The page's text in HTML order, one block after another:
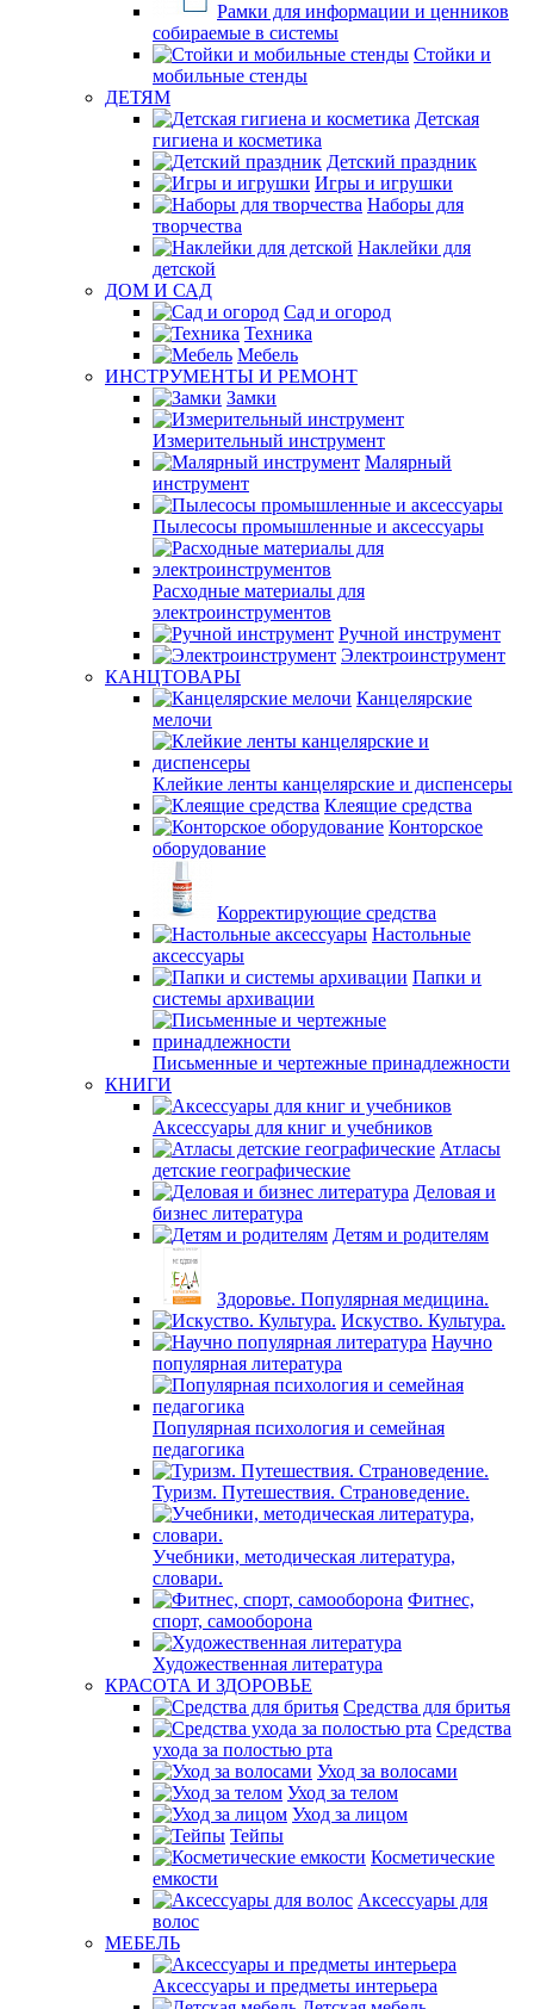
Рамки для информации и ценников
собираемые в системы
Стойки и
мобильные стенды
ДЕТЯМ
Детская
гигиена и косметика
Детский праздник
Игры и игрушки
Наборы для
творчества
Наклейки для
детской
ДОМ И САД
Сад и огород
Техника
Мебель
ИНСТРУМЕНТЫ И РЕМОНТ
Замки
Измерительный инструмент
Малярный
инструмент
Пылесосы промышленные и аксессуары
Расходные материалы для
электроинструментов
Ручной инструмент
Электроинструмент
КАНЦТОВАРЫ
Канцелярские
мелочи
Клейкие ленты канцелярские и диспенсеры
Клеящие средства
Конторское
оборудование
Корректирующие средства
Настольные
аксессуары
Папки и
системы архивации
Письменные и чертежные принадлежности
КНИГИ
Аксессуары для книг и учебников
Атласы
детские географические
Деловая и
бизнес литература
Детям и родителям
Здоровье. Популярная медицина.
Искуство. Культура.
Научно
популярная литература
Популярная психология и семейная
педагогика
Туризм. Путешествия. Страноведение.
Учебники, методическая литература,
словари.
Фитнес,
спорт, самооборона
Художественная литература
КРАСОТА И ЗДОРОВЬЕ
Средства для бритья
Средства
ухода за полостью рта
Уход за волосами
Уход за телом
Уход за лицом
Тейпы
Косметические
емкости
Аксессуары для
волос
МЕБЕЛЬ
Аксессуары и предметы интерьера